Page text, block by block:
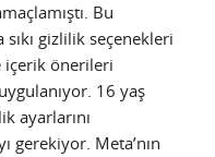
Bu
gizlilik seçenekleri
içerik önerileri
16 yaş
ayarlarını
gerekiyor. Meta’nın